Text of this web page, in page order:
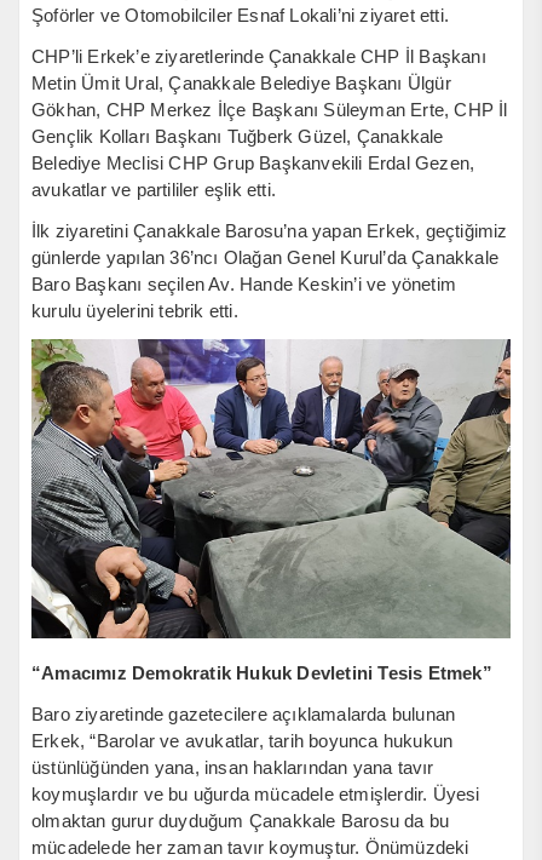
Şoförler ve Otomobilciler Esnaf Lokali’ni ziyaret etti.
CHP’li Erkek’e ziyaretlerinde Çanakkale CHP İl Başkanı
Metin Ümit Ural, Çanakkale Belediye Başkanı Ülgür
Gökhan, CHP Merkez İlçe Başkanı Süleyman Erte, CHP İl
Gençlik Kolları Başkanı Tuğberk Güzel, Çanakkale
Belediye Meclisi CHP Grup Başkanvekili Erdal Gezen,
avukatlar ve partililer eşlik etti.
İlk ziyaretini Çanakkale Barosu’na yapan Erkek, geçtiğimiz
günlerde yapılan 36’ncı Olağan Genel Kurul’da Çanakkale
Baro Başkanı seçilen Av. Hande Keskin’i ve yönetim
kurulu üyelerini tebrik etti.
“Amacımız Demokratik Hukuk Devletini Tesis Etmek”
Baro ziyaretinde gazetecilere açıklamalarda bulunan
Erkek, “Barolar ve avukatlar, tarih boyunca hukukun
üstünlüğünden yana, insan haklarından yana tavır
koymuşlardır ve bu uğurda mücadele etmişlerdir. Üyesi
olmaktan gurur duyduğum Çanakkale Barosu da bu
mücadelede her zaman tavır koymuştur. Önümüzdeki